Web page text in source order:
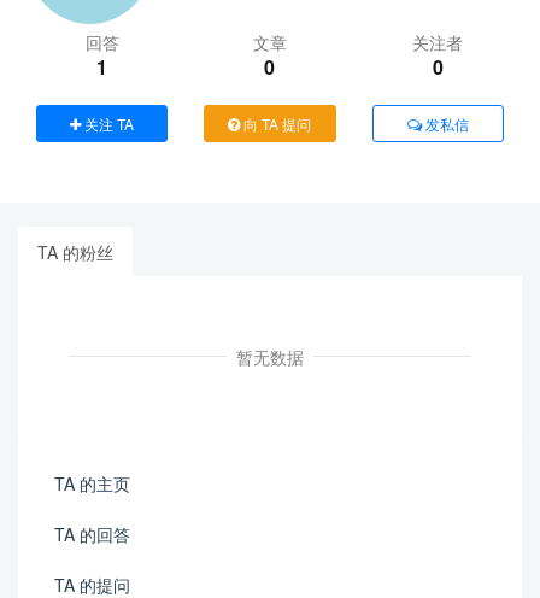
回答
1
文章
0
关注者
0
关注 TA 向 TA 提问 发私信
TA 的粉丝
暂无数据
TA 的主页
TA 的回答
TA 的提问